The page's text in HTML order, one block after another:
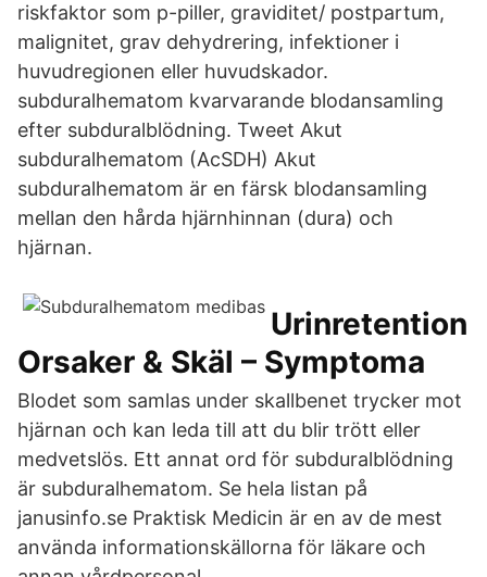
riskfaktor som p-piller, graviditet/ postpartum,
malignitet, grav dehydrering, infektioner i
huvudregionen eller huvudskador.
subduralhematom kvarvarande blodansamling
efter subduralblödning. Tweet Akut
subduralhematom (AcSDH) Akut
subduralhematom är en färsk blodansamling
mellan den hårda hjärnhinnan (dura) och
hjärnan.
Urinretention
Orsaker & Skäl – Symptoma
Blodet som samlas under skallbenet trycker mot
hjärnan och kan leda till att du blir trött eller
medvetslös. Ett annat ord för subduralblödning
är subduralhematom. Se hela listan på
janusinfo.se Praktisk Medicin är en av de mest
använda informationskällorna för läkare och